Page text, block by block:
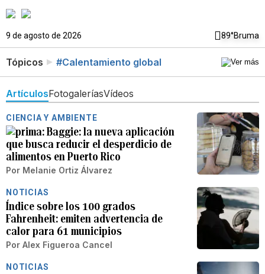
9 de agosto de 2026 89°Bruma
Tópicos #Calentamiento global
ArtículosFotogaleríasVídeos
CIENCIA Y AMBIENTE
Baggie: la nueva aplicación
que busca reducir el desperdicio de
alimentos en Puerto Rico
Por Melanie Ortiz Álvarez
NOTICIAS
Índice sobre los 100 grados
Fahrenheit: emiten advertencia de
calor para 61 municipios
Por Alex Figueroa Cancel
NOTICIAS